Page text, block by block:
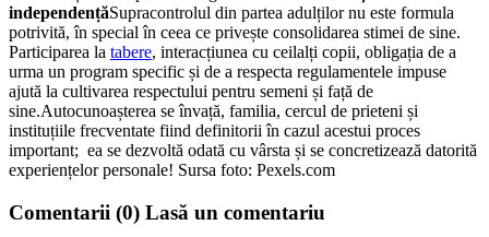
independențăSupracontrolul din partea adulților nu este formula
potrivită, în special în ceea ce privește consolidarea stimei de sine.
Participarea la tabere, interacțiunea cu ceilalți copii, obligația de a
urma un program specific și de a respecta regulamentele impuse
ajută la cultivarea respectului pentru semeni și față de
sine.Autocunoașterea se învață, familia, cercul de prieteni și
instituțiile frecventate fiind definitorii în cazul acestui proces
important; ea se dezvoltă odată cu vârsta și se concretizează datorită
experiențelor personale! Sursa foto: Pexels.com
Comentarii (0) Lasă un comentariu